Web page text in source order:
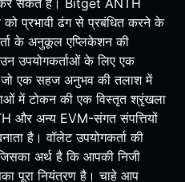
कर सकते हैं। Bitget ANTH
को प्रभावी ढंग से प्रबंधित करने के
के अनुकूल एप्लिकेशन की
उपयोगकर्ताओं के लिए एक
एक सहज अनुभव की तलाश में
में टोकन की एक विस्तृत श्रृंखला
और अन्य EVM-संगत संपत्तियों
है। वॉलेट उपयोगकर्ता की
अर्थ है कि आपकी निजी
पूरा नियंत्रण है। चाहे आप